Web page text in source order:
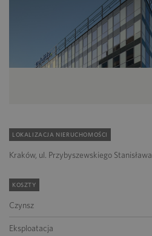
LOKALIZACJA NIERUCHOMOŚCI
Kraków, ul. Przybyszewskiego Stanisława
KOSZTY
Czynsz
Eksploatacja